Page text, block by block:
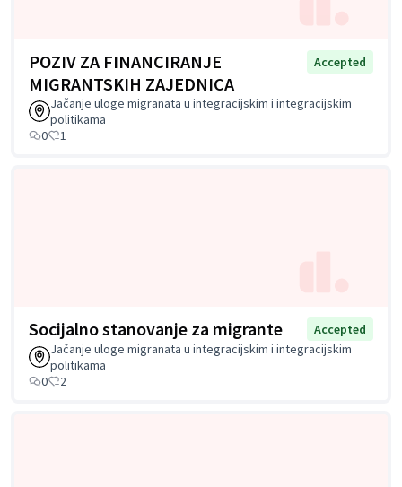
POZIV ZA FINANCIRANJE
MIGRANTSKIH ZAJEDNICA
Accepted
Jačanje uloge migranata u integracijskim i integracijskim
politikama
0
1
Socijalno stanovanje za migrante
Accepted
Jačanje uloge migranata u integracijskim i integracijskim
politikama
0
2